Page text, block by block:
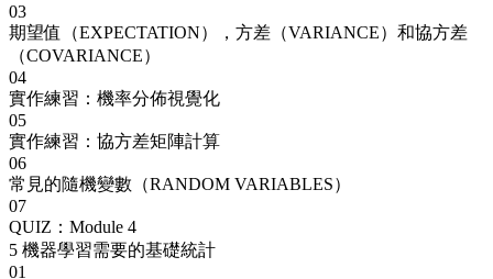
03
期望值（EXPECTATION），方差（VARIANCE）和協方差
（COVARIANCE）
04
實作練習：機率分佈視覺化
05
實作練習：協方差矩陣計算
06
常見的隨機變數（RANDOM VARIABLES）
07
QUIZ：Module 4
5 機器學習需要的基礎統計
01